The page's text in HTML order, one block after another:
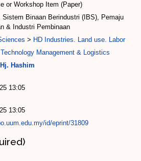
or Workshop Item (Paper)
Sistem Binaan Berindustri (IBS), Pemaju
& Industri Pembinaan
> HD Industries. Land use. Labor
Management & Logistics
Hashim
13:05
13:05
id/eprint/31809